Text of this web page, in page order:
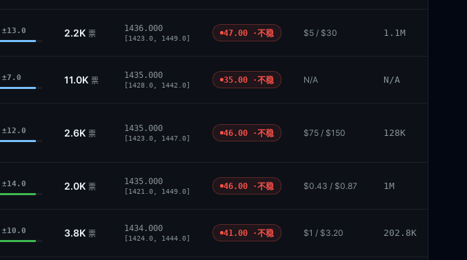
±13.0 2.2K 票
1436.000
[1423.0, 1449.0]
47.00 ·不稳 $5 / $30 1.1M
±7.0 11.0K 票
1435.000
[1428.0, 1442.0]
35.00 ·不稳 N/A N/A
±12.0 2.6K 票
1435.000
[1423.0, 1447.0]
46.00 ·不稳 $75 / $150 128K
±14.0 2.0K 票
1435.000
[1421.0, 1449.0]
46.00 ·不稳 $0.43 / $0.87 1M
±10.0 3.8K 票
1434.000
[1424.0, 1444.0]
41.00 ·不稳 $1 / $3.20 202.8K